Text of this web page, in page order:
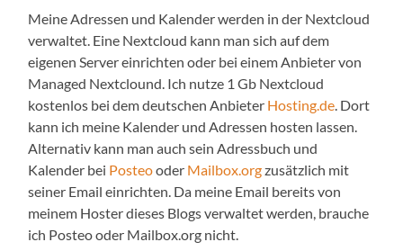
Meine Adressen und Kalender werden in der Nextcloud
verwaltet. Eine Nextcloud kann man sich auf dem
eigenen Server einrichten oder bei einem Anbieter von
Managed Nextclound. Ich nutze 1 Gb Nextcloud
kostenlos bei dem deutschen Anbieter Hosting.de. Dort
kann ich meine Kalender und Adressen hosten lassen.
Alternativ kann man auch sein Adressbuch und
Kalender bei Posteooder Mailbox.orgzusätzlich mit
seiner Email einrichten. Da meine Email bereits von
meinem Hoster dieses Blogs verwaltet werden, brauche
ich Posteo oder Mailbox.org nicht.